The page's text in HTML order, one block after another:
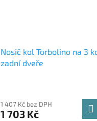
Nosič kol Torbolino na 3
zadní dveře
1 407 Kč bez DPH
1 703 Kč